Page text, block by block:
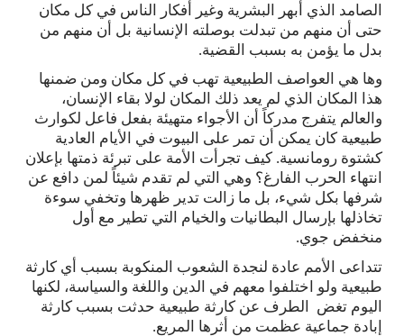
الصامد الذي أبهر البشرية وغير أفكار الناس في كل مكان
حتى أن منهم من تبدلت بوصلته الإنسانية بل أن منهم من
بدل ما يؤمن به بسبب القضية.
وها هي العواصف الطبيعية تهب في كل مكان ومن ضمنها
هذا المكان الذي لم يعد ذلك المكان لولا بقاء الإنسان،
والعالم يتفرج مدركاً أن الأجواء متهيئة بفعل فاعل لكوارث
طبيعية كان يمكن أن تمر على البيوت في الأيام العادية
كشتوة رومانسية. كيف تجرأت الأمة على تبرئة ذمتها بإعلان
انتهاء الحرب الفارغ؟ وهي التي لم تقدم شيئاً لمن دافع عن
شرفها بكل شيء، بل ما زالت تدير ظهرها وتخفي سوءة
تخاذلها بإرسال البطانيات والخيام التي تطير مع أول
منخفض جوي.
تتداعى الأمم عادة لنجدة الشعوب المنكوبة بسبب أي كارثة
طبيعية ولو اختلفوا معهم في الدين واللغة والسياسة، لكنها
اليوم تغض الطرف عن كارثة طبيعية حدثت بسبب كارثة
إبادة جماعية عظمت من أثرها المريع.